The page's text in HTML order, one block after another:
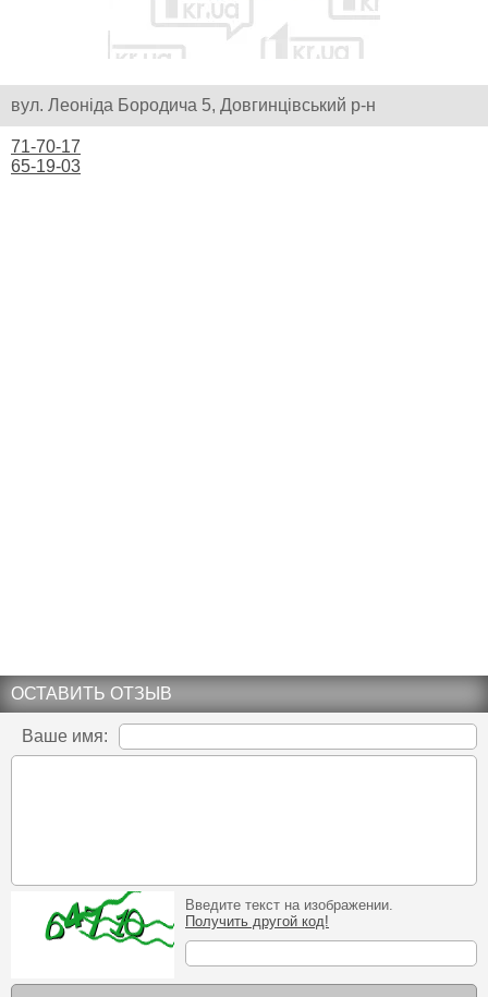
вул. Леоніда Бородича 5, Довгинцівський р-н
71-70-17
65-19-03
ОСТАВИТЬ ОТЗЫВ
Ваше имя:
Введите текст на изображении.
Получить другой код!